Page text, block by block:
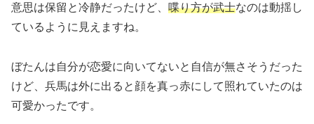
意思は保留と冷静だったけど、 喋り方が武士なのは動揺し
ているように見えますね。
ぼたんは自分が恋愛に向いてないと自信が無さそうだった
けど、兵馬は外に出ると顔を真っ赤にして照れていたのは
可愛かったです。